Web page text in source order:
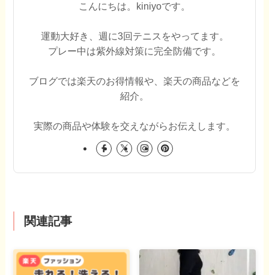
こんにちは。kiniyoです。
運動大好き、週に3回テニスをやってます。
プレー中は紫外線対策に完全防備です。
ブログでは楽天のお得情報や、楽天の商品などを
紹介。
実際の商品や体験を交えながらお伝えします。
関連記事